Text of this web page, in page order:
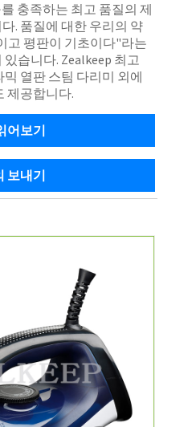
충족하는 최고 품질의 제
. 품질에 대한 우리의 약
고 평판이 기초이다"라는
습니다. Zealkeep 최고
열판 스팀 다리미 외에
제공합니다.
어보기
보내기